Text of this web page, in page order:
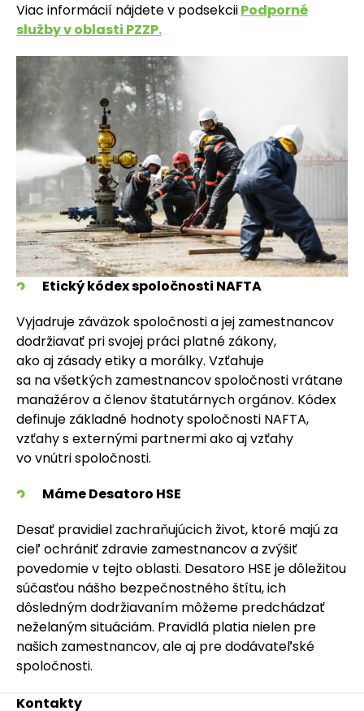
Viac informácií nájdete v podsekciiPodporné
služby v oblasti PZZP.
Etický kódex spoločnosti NAFTA
Vyjadruje záväzok spoločnosti a jej zamestnancov
dodržiavať pri svojej práci platné zákony,
ako aj zásady etiky a morálky. Vzťahuje
sa na všetkých zamestnancov spoločnosti vrátane
manažérov a členov štatutárnych orgánov. Kódex
definuje základné hodnoty spoločnosti NAFTA,
vzťahy s externými partnermi ako aj vzťahy
vo vnútri spoločnosti.
Máme Desatoro HSE
Desať pravidiel zachraňujúcich život, ktoré majú za
cieľ ochrániť zdravie zamestnancov a zvýšiť
povedomie v tejto oblasti. Desatoro HSE je dôležitou
súčasťou nášho bezpečnostného štítu, ich
dôsledným dodržiavaním môžeme predchádzať
neželaným situáciám. Pravidlá platia nielen pre
našich zamestnancov, ale aj pre dodávateľské
spoločnosti.
Kontakty